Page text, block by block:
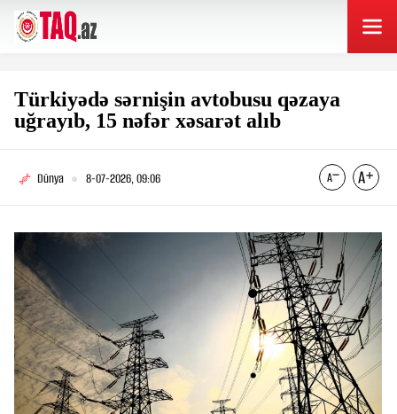
Türkiyədə sərnişin avtobusu qəzaya
uğrayıb, 15 nəfər xəsarət alıb
Dünya 8-07-2026, 09:06